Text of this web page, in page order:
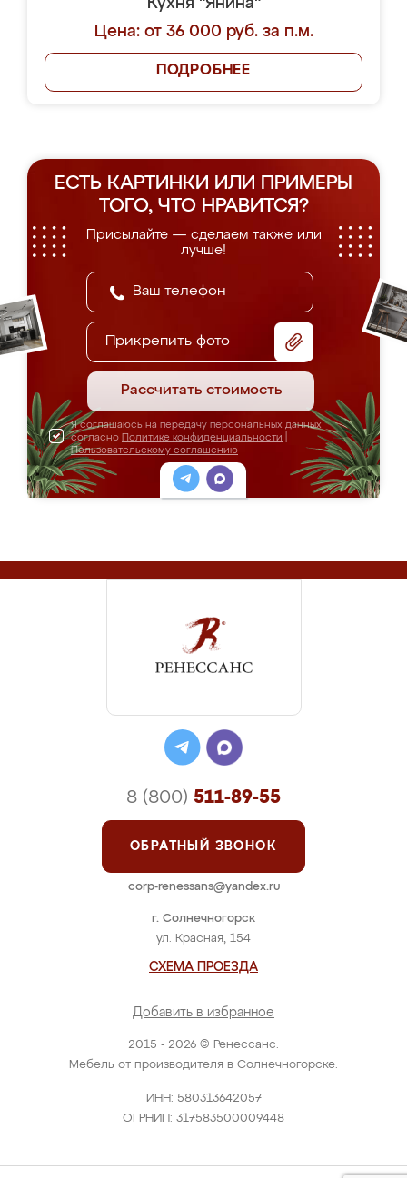
Кухня "Янина"
Цена: от 36 000 руб. за п.м.
ПОДРОБНЕЕ
ЕСТЬ КАРТИНКИ ИЛИ ПРИМЕРЫ
ТОГО, ЧТО НРАВИТСЯ?
Присылайте — сделаем также или
лучше!
Прикрепить фото
Рассчитать стоимость
Я соглашаюсь на передачу персональных данных
согласно Политике конфиденциальности
Пользовательскому соглашению
2015 - 2026 © Ренессанс.
Мебель от производителя в Солнечногорске.
ИНН: 580313642057
ОГРНИП: 317583500009448
г. Солнечногорск
ул. Красная, 154
СХЕМА ПРОЕЗДА
Добавить в избранное
8 (800) 511-89-55
ОБРАТНЫЙ ЗВОНОК
corp-renessans@yandex.ru